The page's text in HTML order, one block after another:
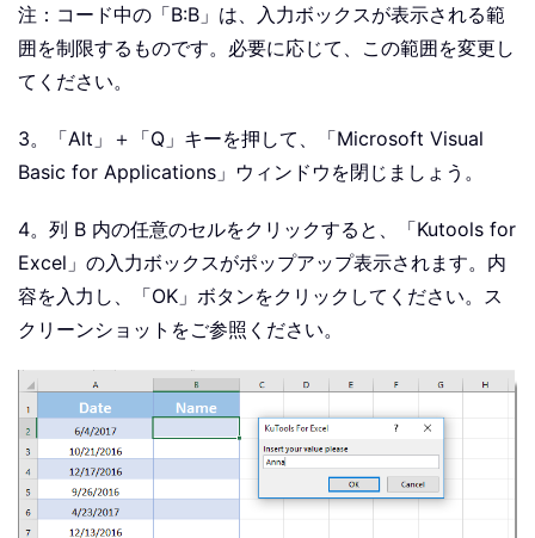
注：コード中の「B:B」は、入力ボックスが表示される範
囲を制限するものです。必要に応じて、この範囲を変更し
てください。
3。「Alt」＋「Q」キーを押して、「Microsoft Visual
Basic for Applications」ウィンドウを閉じましょう。
4。列 B 内の任意のセルをクリックすると、「Kutools for
Excel」の入力ボックスがポップアップ表示されます。内
容を入力し、「OK」ボタンをクリックしてください。ス
クリーンショットをご参照ください。